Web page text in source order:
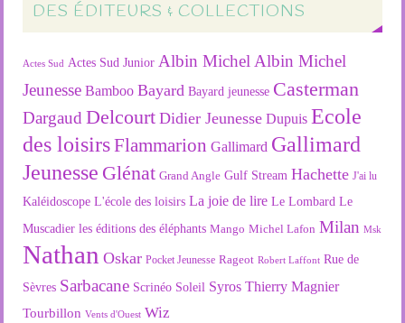
DES ÉDITEURS & COLLECTIONS
Actes Sud Actes Sud Junior Albin Michel Albin Michel
Jeunesse Bamboo Bayard Bayard jeunesse Casterman
Dargaud Delcourt Didier Jeunesse Dupuis Ecole
des loisirsFlammarion Gallimard Gallimard
Jeunesse Glénat Grand Angle Gulf Stream Hachette J'ai lu
Kaléidoscope L'école des loisirs La joie de lire Le Lombard Le
Muscadier les éditions des éléphants Mango Michel Lafon Milan Msk
Nathan Oskar Pocket Jeunesse Rageot Robert Laffont Rue de
Sèvres Sarbacane Scrinéo Soleil Syros Thierry Magnier
Tourbillon Vents d'Ouest Wiz